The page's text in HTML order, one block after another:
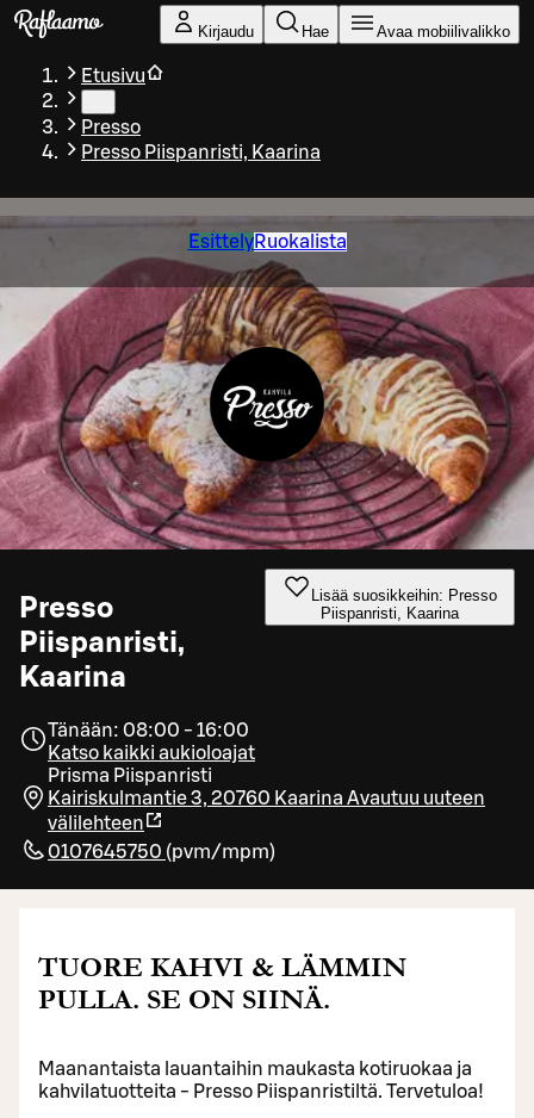
Siirry pääsisältöön
Kirjaudu Hae Avaa mobiilivalikko
Etusivu
Presso
Presso Piispanristi, Kaarina
EsittelyRuokalista
Presso
Piispanristi,
Kaarina
Lisää suosikkeihin: Presso
Piispanristi, Kaarina
Tänään: 08:00 - 16:00
Katso kaikki aukioloajat
Prisma Piispanristi
Kairiskulmantie 3, 20760 Kaarina Avautuu uuteen
välilehteen
0107645750 (pvm/mpm)
TUORE KAHVI & LÄMMIN
PULLA. SE ON SIINÄ.
Maanantaista lauantaihin maukasta kotiruokaa ja
kahvilatuotteita - Presso Piispanristiltä. Tervetuloa!